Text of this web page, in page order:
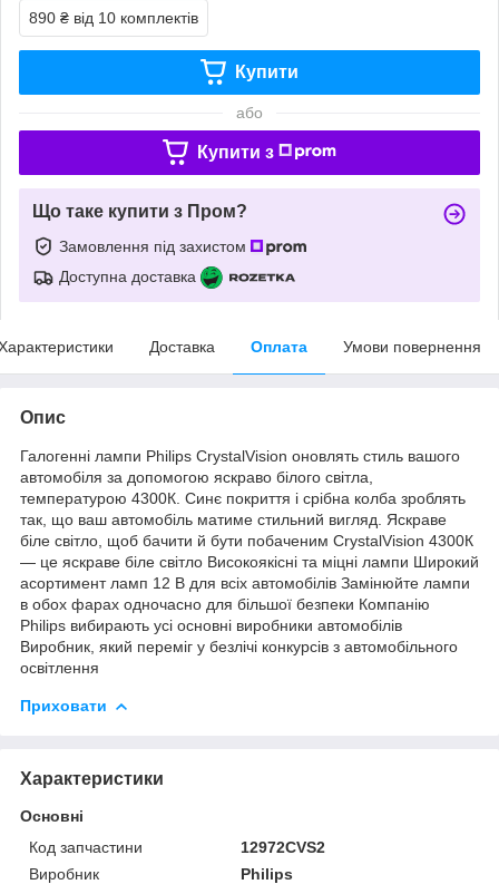
890 ₴ від 10 комплектів
Купити
або
Купити з
Що таке купити з Пром?
Замовлення під захистом
Доступна доставка
Доставка Оплата Умови повернення
Опис
Галогенні лампи Philips CrystalVision оновлять стиль вашого
автомобіля за допомогою яскраво білого світла,
температурою 4300К. Синє покриття і срібна колба зроблять
так, що ваш автомобіль матиме стильний вигляд. Яскраве
біле світло, щоб бачити й бути побаченим CrystalVision 4300К
— це яскраве біле світло Високоякісні та міцні лампи Широкий
асортимент ламп 12 В для всіх автомобілів Замінюйте лампи
в обох фарах одночасно для більшої безпеки Компанію
Philips вибирають усі основні виробники автомобілів
Виробник, який переміг у безлічі конкурсів з автомобільного
освітлення
Приховати
Характеристики
Основні
Код запчастини
12972CVS2
Виробник
Philips